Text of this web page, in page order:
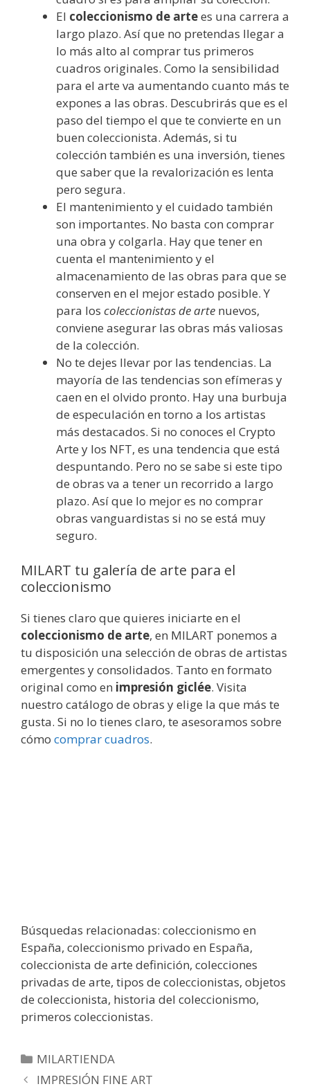
El coleccionismo de artees una carrera a
largo plazo. Así que no pretendas llegar a
lo más alto al comprar tus primeros
cuadros originales. Como la sensibilidad
para el arte va aumentando cuanto más te
expones a las obras. Descubrirás que es el
paso del tiempo el que te convierte en un
buen coleccionista. Además, si tu
colección también es una inversión, tienes
que saber que la revalorización es lenta
pero segura.
El mantenimiento y el cuidado también
son importantes. No basta con comprar
una obra y colgarla. Hay que tener en
cuenta el mantenimiento y el
almacenamiento de las obras para que se
conserven en el mejor estado posible. Y
para los coleccionistas de arte nuevos,
conviene asegurar las obras más valiosas
de la colección.
No te dejes llevar por las tendencias. La
mayoría de las tendencias son efímeras y
caen en el olvido pronto. Hay una burbuja
de especulación en torno a los artistas
más destacados. Si no conoces el Crypto
Arte y los NFT, es una tendencia que está
despuntando. Pero no se sabe si este tipo
de obras va a tener un recorrido a largo
plazo. Así que lo mejor es no comprar
obras vanguardistas si no se está muy
seguro.
MILART tu galería de arte para el
coleccionismo
Si tienes claro que quieres iniciarte en el
coleccionismo de arte, en MILART ponemos a
tu disposición una selección de obras de artistas
emergentes y consolidados. Tanto en formato
original como en impresión giclée. Visita
nuestro catálogo de obras y elige la que más te
gusta. Si no lo tienes claro, te asesoramos sobre
cómo comprar cuadros.
Búsquedas relacionadas: coleccionismo en
España, coleccionismo privado en España,
coleccionista de arte definición, colecciones
privadas de arte, tipos de coleccionistas, objetos
de coleccionista, historia del coleccionismo,
primeros coleccionistas.
MILARTIENDA
IMPRESIÓN FINE ART